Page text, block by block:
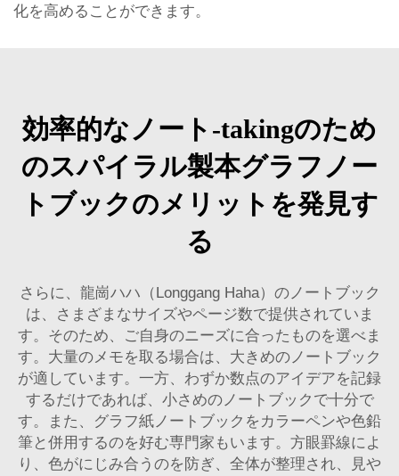
化を高めることができます。
効率的なノート-takingのため
のスパイラル製本グラフノー
トブックのメリットを発見す
る
さらに、龍崗ハハ（Longgang Haha）のノートブック
は、さまざまなサイズやページ数で提供されていま
す。そのため、ご自身のニーズに合ったものを選べま
す。大量のメモを取る場合は、大きめのノートブック
が適しています。一方、わずか数点のアイデアを記録
するだけであれば、小さめのノートブックで十分で
す。また、グラフ紙ノートブックをカラーペンや色鉛
筆と併用するのを好む専門家もいます。方眼罫線によ
り、色がにじみ合うのを防ぎ、全体が整理され、見や